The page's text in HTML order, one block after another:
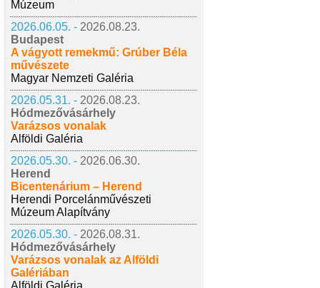
Múzeum
2026.06.05. - 2026.08.23.
Budapest
A vágyott remekmű: Grúber Béla
művészete
Magyar Nemzeti Galéria
2026.05.31. - 2026.08.23.
Hódmezővásárhely
Varázsos vonalak
Alföldi Galéria
2026.05.30. - 2026.06.30.
Herend
Bicentenárium – Herend
Herendi Porcelánművészeti
Múzeum Alapítvány
2026.05.30. - 2026.08.31.
Hódmezővásárhely
Varázsos vonalak az Alföldi
Galériában
Alföldi Galéria